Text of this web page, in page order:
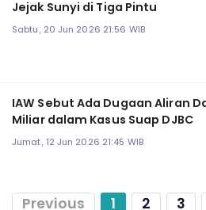
Jejak Sunyi di Tiga Pintu
Sabtu, 20 Jun 2026 21:56 WIB
IAW Sebut Ada Dugaan Aliran
Miliar dalam Kasus Suap DJBC
Jumat, 12 Jun 2026 21:45 WIB
Previous 1 2 3